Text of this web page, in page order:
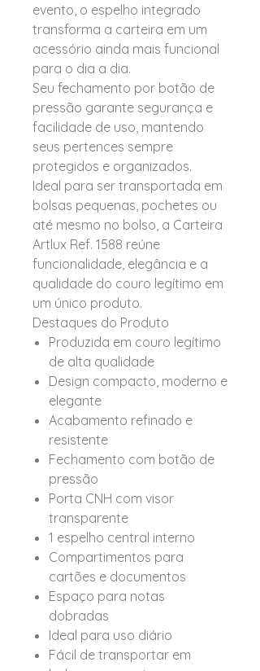
evento, o espelho integrado
transforma a carteira em um
acessório ainda mais funcional
para o dia a dia.
Seu fechamento por botão de
pressão garante segurança e
facilidade de uso, mantendo
seus pertences sempre
protegidos e organizados.
Ideal para ser transportada em
bolsas pequenas, pochetes ou
até mesmo no bolso, a Carteira
Artlux Ref. 1588 reúne
funcionalidade, elegância e a
qualidade do couro legítimo em
um único produto.
Destaques do Produto
Produzida em couro legítimo
de alta qualidade
Design compacto, moderno e
elegante
Acabamento refinado e
resistente
Fechamento com botão de
pressão
Porta CNH com visor
transparente
1 espelho central interno
Compartimentos para
cartões e documentos
Espaço para notas
dobradas
Ideal para uso diário
Fácil de transportar em